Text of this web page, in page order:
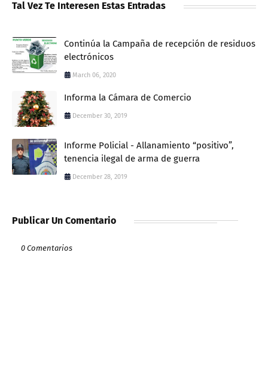
Tal Vez Te Interesen Estas Entradas
Continúa la Campaña de recepción de residuos
electrónicos
March 06, 2020
Informa la Cámara de Comercio
December 30, 2019
Informe Policial - Allanamiento “positivo”,
tenencia ilegal de arma de guerra
December 28, 2019
Publicar Un Comentario
0 Comentarios